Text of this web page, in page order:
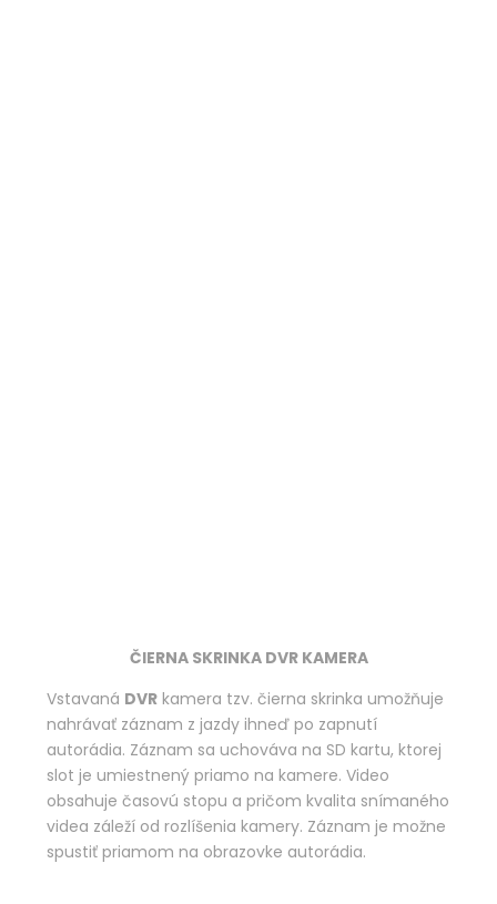
ČIERNA SKRINKA DVR KAMERA
Vstavaná DVR kamera tzv. čierna skrinka umožňuje
nahrávať záznam z jazdy ihneď po zapnutí
autorádia. Záznam sa uchováva na SD kartu, ktorej
slot je umiestnený priamo na kamere. Video
obsahuje časovú stopu a pričom kvalita snímaného
videa záleží od rozlíšenia kamery. Záznam je možne
spustiť priamom na obrazovke autorádia.